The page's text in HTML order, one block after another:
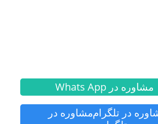
مشاوره در Whats App
مشاوره در